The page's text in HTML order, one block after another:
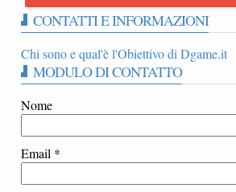
CONTATTI E INFORMAZIONI
Chi sono e qual'è l'Obiettivo di Dgame.it
MODULO DI CONTATTO
Nome
Email *